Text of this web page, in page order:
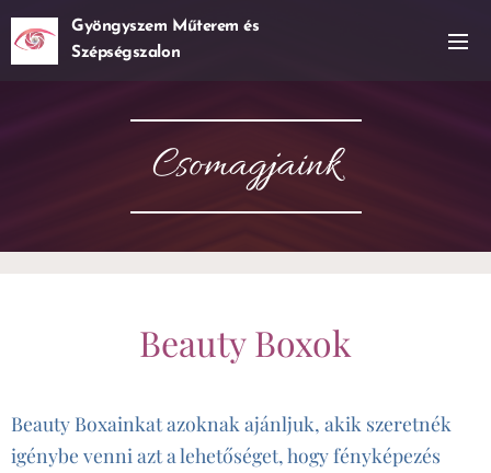
Gyöngyszem Műterem és
Szépségszalon
Csomagjaink
Beauty Boxok
Beauty Boxainkat azoknak ajánljuk, akik szeretnék
igénybe venni azt a lehetőséget, hogy fényképezés